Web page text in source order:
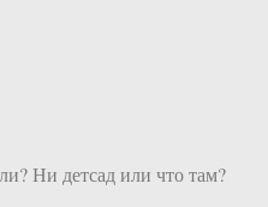
Ни детсад или что там?